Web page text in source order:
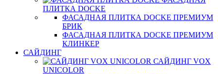
ПЛИТКА DOCKE
ФАСАДНАЯ ПЛИТКА DOCKE ПРЕМИУМ
БРИК
ФАСАДНАЯ ПЛИТКА DOCKE ПРЕМИУМ
КЛИНКЕР
САЙДИНГ
САЙДИНГ VOX
UNICOLOR